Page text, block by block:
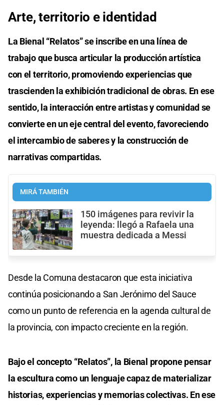
Arte, territorio e identidad
La Bienal “Relatos” se inscribe en una línea de
trabajo que busca articular la producción artística
con el territorio, promoviendo experiencias que
trascienden la exhibición tradicional de obras. En ese
sentido, la interacción entre artistas y comunidad se
convierte en un eje central del evento, favoreciendo
el intercambio de saberes y la construcción de
narrativas compartidas.
MIRÁ TAMBIÉN
150 imágenes para revivir la
leyenda: llegó a Rafaela una
muestra dedicada a Messi
Desde la Comuna destacaron que esta iniciativa
continúa posicionando a San Jerónimo del Sauce
como un punto de referencia en la agenda cultural de
la provincia, con impacto creciente en la región.
Bajo el concepto “Relatos”, la Bienal propone pensar
la escultura como un lenguaje capaz de materializar
historias, experiencias y memorias colectivas. En ese